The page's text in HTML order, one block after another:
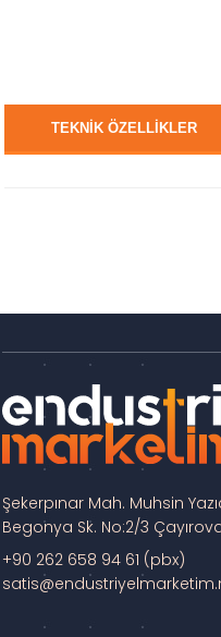
TEKNİK ÖZELLİKLER
Şekerpınar Mah. Muhsin
Begonya Sk. No:2/3
+90 262 658 94 61 (pbx)